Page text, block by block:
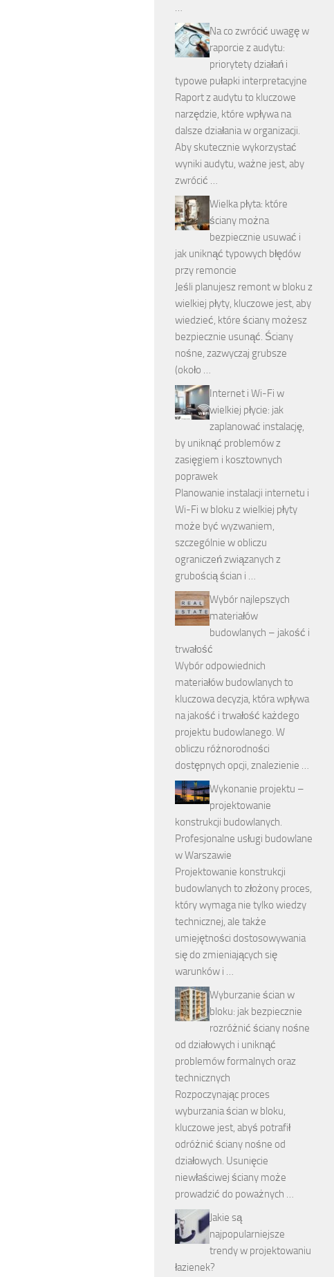
…
Na co zwrócić uwagę w
raporcie z audytu:
priorytety działań i
typowe pułapki interpretacyjne
Raport z audytu to kluczowe
narzędzie, które wpływa na
dalsze działania w organizacji.
Aby skutecznie wykorzystać
wyniki audytu, ważne jest, aby
zwrócić …
Wielka płyta: które
ściany można
bezpiecznie usuwać i
jak uniknąć typowych błędów
przy remoncie
Jeśli planujesz remont w bloku z
wielkiej płyty, kluczowe jest, aby
wiedzieć, które ściany możesz
bezpiecznie usunąć. Ściany
nośne, zazwyczaj grubsze
(około …
Internet i Wi-Fi w
wielkiej płycie: jak
zaplanować instalację,
by uniknąć problemów z
zasięgiem i kosztownych
poprawek
Planowanie instalacji internetu i
Wi-Fi w bloku z wielkiej płyty
może być wyzwaniem,
szczególnie w obliczu
ograniczeń związanych z
grubością ścian i …
Wybór najlepszych
materiałów
budowlanych – jakość i
trwałość
Wybór odpowiednich
materiałów budowlanych to
kluczowa decyzja, która wpływa
na jakość i trwałość każdego
projektu budowlanego. W
obliczu różnorodności
dostępnych opcji, znalezienie …
Wykonanie projektu –
projektowanie
konstrukcji budowlanych.
Profesjonalne usługi budowlane
w Warszawie
Projektowanie konstrukcji
budowlanych to złożony proces,
który wymaga nie tylko wiedzy
technicznej, ale także
umiejętności dostosowywania
się do zmieniających się
warunków i …
Wyburzanie ścian w
bloku: jak bezpiecznie
rozróżnić ściany nośne
od działowych i uniknąć
problemów formalnych oraz
technicznych
Rozpoczynając proces
wyburzania ścian w bloku,
kluczowe jest, abyś potrafił
odróżnić ściany nośne od
działowych. Usunięcie
niewłaściwej ściany może
prowadzić do poważnych …
Jakie są
najpopularniejsze
trendy w projektowaniu
łazienek?